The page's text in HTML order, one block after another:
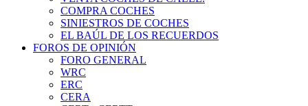
COMPRA COCHES
SINIESTROS DE COCHES
EL BAÚL DE LOS RECUERDOS
FOROS DE OPINIÓN
FORO GENERAL
WRC
ERC
CERA